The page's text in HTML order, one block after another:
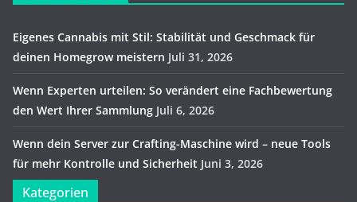
Eigenes Cannabis mit Stil: Stabilität und Geschmack für
deinen Homegrow meistern Juli 31, 2026
Wenn Experten urteilen: So verändert eine Fachbewertung
den Wert Ihrer Sammlung Juli 6, 2026
Wenn dein Server zur Crafting-Maschine wird – neue Tools
für mehr Kontrolle und Sicherheit Juni 3, 2026
Kategorien